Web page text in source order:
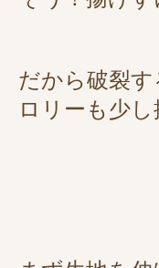
だから破裂
ロリーも少